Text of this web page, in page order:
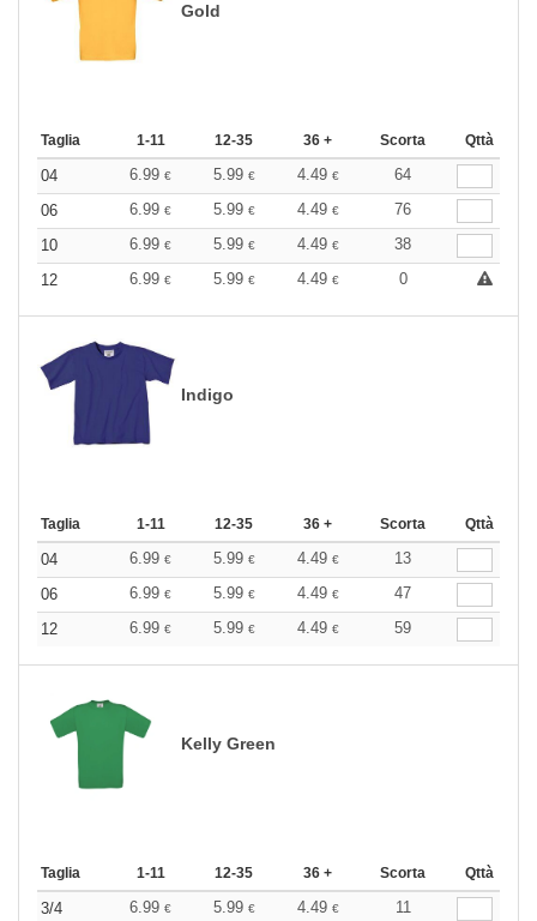
Gold
Taglia 1-11 12-35 36 + Scorta Qttà
04 6.99 € 5.99 € 4.49 €
64
06
6.99 € 5.99 € 4.49 €
76
10
6.99 € 5.99 € 4.49 €
38
12
6.99 € 5.99 € 4.49 € 0
Indigo
Taglia 1-11 12-35 36 + Scorta Qttà
04 6.99 € 5.99 € 4.49 €
13
06
6.99 € 5.99 € 4.49 €
47
12
6.99 € 5.99 € 4.49 € 59
Kelly Green
Taglia 1-11 12-35 36 + Scorta Qttà
3/4 6.99 € 5.99 € 4.49 €
11